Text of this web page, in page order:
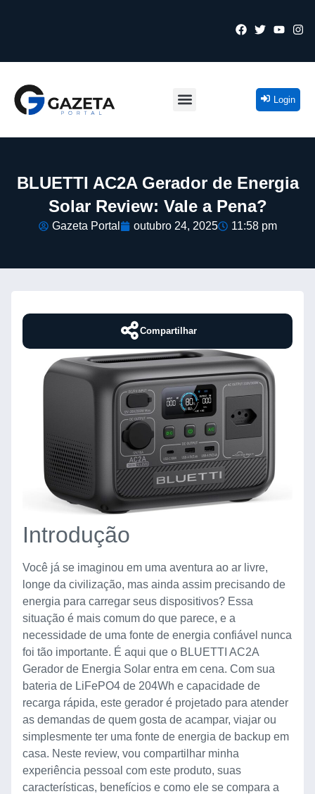
Login
BLUETTI AC2A Gerador de Energia
Solar Review: Vale a Pena?
Gazeta Portal outubro 24, 2025 11:58 pm
Compartilhar
Introdução
Você já se imaginou em uma aventura ao ar livre,
longe da civilização, mas ainda assim precisando de
energia para carregar seus dispositivos? Essa
situação é mais comum do que parece, e a
necessidade de uma fonte de energia confiável nunca
foi tão importante. É aqui que o BLUETTI AC2A
Gerador de Energia Solar entra em cena. Com sua
bateria de LiFePO4 de 204Wh e capacidade de
recarga rápida, este gerador é projetado para atender
as demandas de quem gosta de acampar, viajar ou
simplesmente ter uma fonte de energia de backup em
casa. Neste review, vou compartilhar minha
experiência pessoal com este produto, suas
características, benefícios e como ele se compara a